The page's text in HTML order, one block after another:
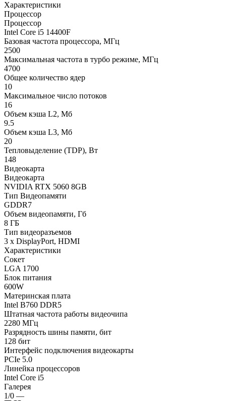
Характеристики
Процессор
Процессор
Intel Core i5 14400F
Базовая частота процессора, МГц
2500
Максимальная частота в турбо режиме, МГц
4700
Общее количество ядер
10
Максимальное число потоков
16
Объем кэша L2, Мб
9.5
Объем кэша L3, Мб
20
Тепловыделение (TDP), Вт
148
Видеокарта
Видеокарта
NVIDIA RTX 5060 8GB
Тип Видеопамяти
GDDR7
Объем видеопамяти, Гб
8 ГБ
Тип видеоразъемов
3 x DisplayPort, HDMI
Характеристики
Сокет
LGA 1700
Блок питания
600W
Материнская плата
Intel B760 DDR5
Штатная частота работы видеочипа
2280 МГц
Разрядность шины памяти, бит
128 бит
Интерфейс подключения видеокарты
PCIe 5.0
Линейка процессоров
Intel Core i5
Галерея
1/0 —